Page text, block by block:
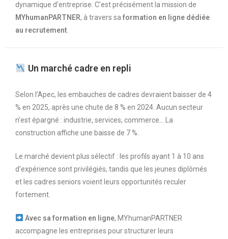
dynamique d’entreprise. C’est précisément la mission de
MYhumanPARTNER, à travers sa formation en ligne dédiée
au recrutement
Un marché cadre en repli
Selon l’Apec, les embauches de cadres devraient baisser de 4
% en 2025, après une chute de 8 % en 2024. Aucun secteur
n’est épargné : industrie, services, commerce… La
construction affiche une baisse de 7 %.
Le marché devient plus sélectif : les profils ayant 1 à 10 ans
d’expérience sont privilégiés, tandis que les jeunes diplômés
et les cadres seniors voient leurs opportunités reculer
fortement.
Avec sa formation en ligne, MYhumanPARTNER
accompagne les entreprises pour structurer leurs